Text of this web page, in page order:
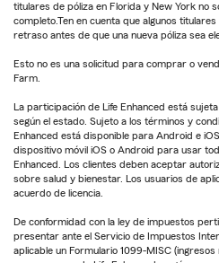
titulares de póliza en Florida y New York no
completo.Ten en cuenta que algunos
retraso antes de que una nueva póliza sea
Esto no es una solicitud para comprar o
Farm.
La participación de Life Enhanced está
según el estado. Sujeto a los términos y
Enhanced está disponible para Android e
dispositivo móvil iOS o Android para usar
Enhanced. Los clientes deben aceptar
sobre salud y bienestar. Los usuarios de
acuerdo de licencia.
De conformidad con la ley de impuestos
presentar ante el Servicio de Impuestos
aplicable un Formulario 1099-MISC